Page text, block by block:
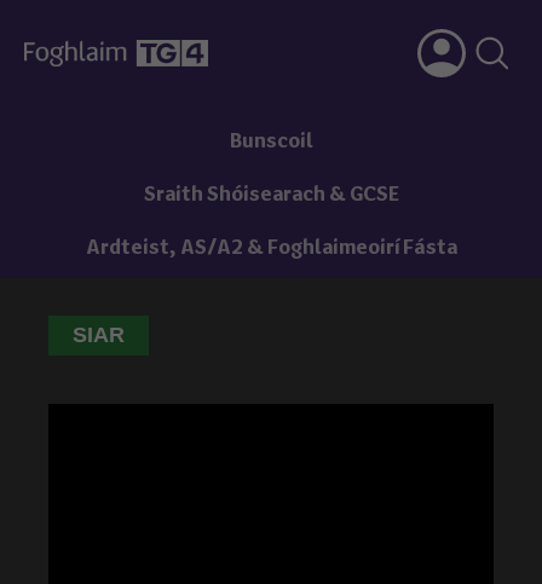
Bunscoil
Sraith Shóisearach & GCSE
Ardteist, AS/A2 & Foghlaimeoirí Fásta
SIAR